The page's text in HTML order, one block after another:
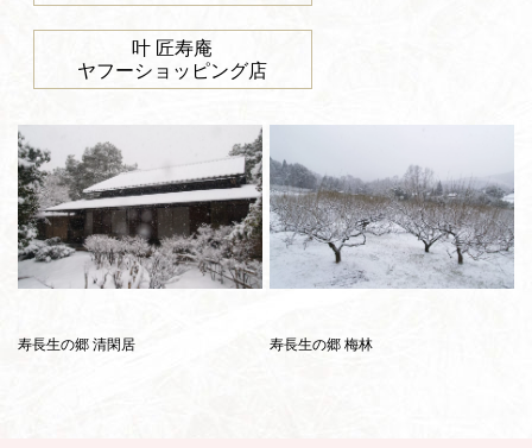
叶 匠寿庵
ヤフーショッピング店
寿長生の郷 清閑居 寿長生の郷 梅林